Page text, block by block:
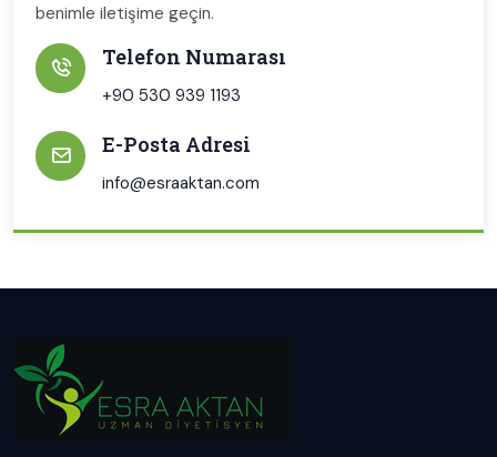
benimle iletişime geçin.
Telefon Numarası
+90 530 939 1193
E-Posta Adresi
info@esraaktan.com